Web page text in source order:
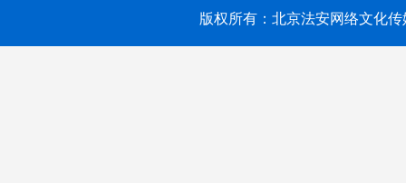
版权所有：北京法安网络文化